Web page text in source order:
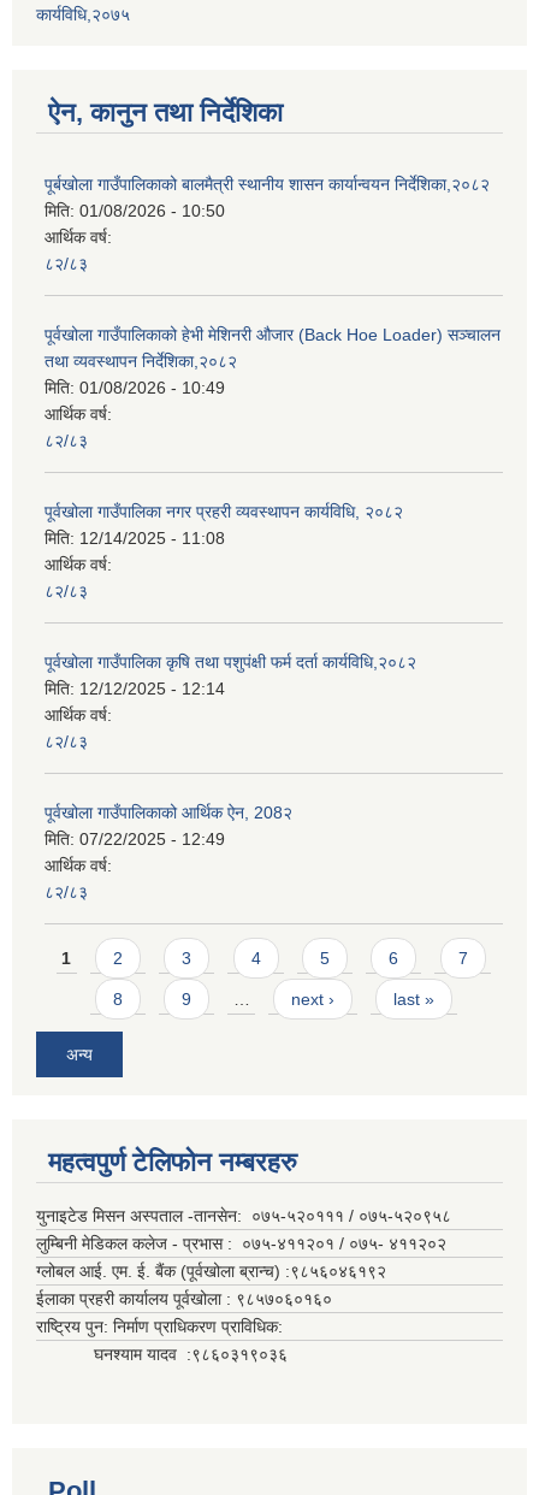
कार्यविधि,२०७५
ऐन, कानुन तथा निर्देशिका
पूर्बखोला गाउँपालिकाको बालमैत्री स्थानीय शासन कार्यान्वयन निर्देशिका,२०८२
मिति: 01/08/2026 - 10:50
आर्थिक वर्ष:
८२/८३
पूर्वखोला गाउँपालिकाको हेभी मेशिनरी औजार (Back Hoe Loader) सञ्चालन
तथा व्यवस्थापन निर्देशिका,२०८२
मिति: 01/08/2026 - 10:49
आर्थिक वर्ष:
८२/८३
पूर्वखोला गाउँपालिका नगर प्रहरी व्यवस्थापन कार्यविधि, २०८२
मिति: 12/14/2025 - 11:08
आर्थिक वर्ष:
८२/८३
पूर्वखोला गाउँपालिका कृषि तथा पशुपंक्षी फर्म दर्ता कार्यविधि,२०८२
मिति: 12/12/2025 - 12:14
आर्थिक वर्ष:
८२/८३
पूर्वखोला गाउँपालिकाको आर्थिक ऐन, 208२
मिति: 07/22/2025 - 12:49
आर्थिक वर्ष:
८२/८३
Pages
1 2 3 4 5 6 7
8 9 next › last »
अन्य
महत्वपुर्ण टेलिफोन नम्बरहरु
युनाइटेड मिसन अस्पताल -तानसेन: ०७५-५२०१११ / ०७५-५२०९५८
लुम्बिनी मेडिकल कलेज - प्रभास : ०७५-४११२०१ / ०७५- ४११२०२
ग्लोबल आई. एम. ई. बैंक (पूर्वखोला ब्रान्च) :९८५६०४६१९२
ईलाका प्रहरी कार्यालय पूर्वखोला : ९८५७०६०१६०
राष्ट्रिय पुन: निर्माण प्राधिकरण प्राविधिक:
घनश्याम यादव :९८६०३१९०३६